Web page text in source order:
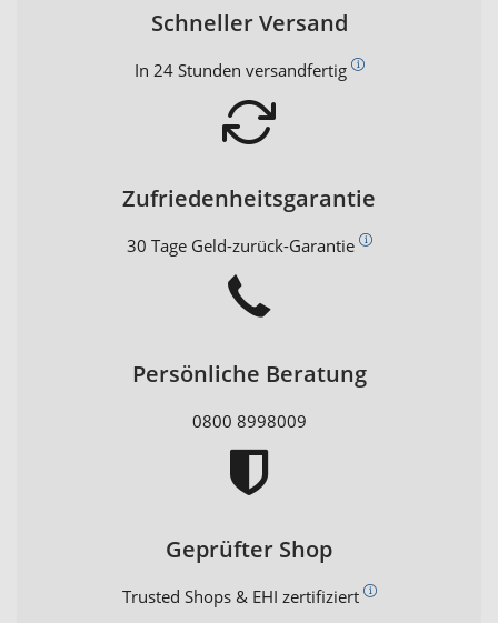
Schneller Versand
In 24 Stunden versandfertig
Zufriedenheitsgarantie
30 Tage Geld-zurück-Garantie
Persönliche Beratung
0800 8998009
Geprüfter Shop
Trusted Shops & EHI zertifiziert